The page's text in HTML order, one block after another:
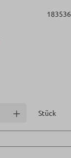
183536
Anzahl erhöhen